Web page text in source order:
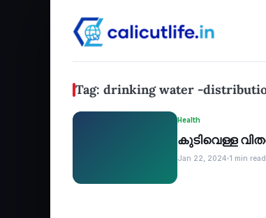
Tag: drinking water -
Health
കുടിവെള്ള
Jan 22, 2024 1 min read